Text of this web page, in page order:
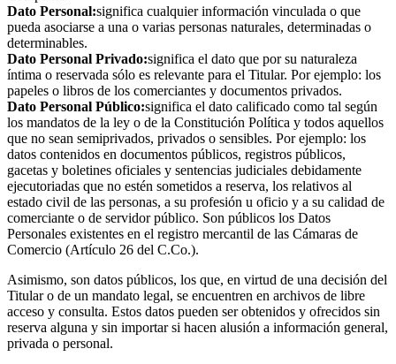
Dato Personal:significa cualquier información vinculada o que
pueda asociarse a una o varias personas naturales, determinadas o
determinables.
Dato Personal Privado:significa el dato que por su naturaleza
íntima o reservada sólo es relevante para el Titular. Por ejemplo: los
papeles o libros de los comerciantes y documentos privados.
Dato Personal Público:significa el dato calificado como tal según
los mandatos de la ley o de la Constitución Política y todos aquellos
que no sean semiprivados, privados o sensibles. Por ejemplo: los
datos contenidos en documentos públicos, registros públicos,
gacetas y boletines oficiales y sentencias judiciales debidamente
ejecutoriadas que no estén sometidos a reserva, los relativos al
estado civil de las personas, a su profesión u oficio y a su calidad de
comerciante o de servidor público. Son públicos los Datos
Personales existentes en el registro mercantil de las Cámaras de
Comercio (Artículo 26 del C.Co.).
Asimismo, son datos públicos, los que, en virtud de una decisión del
Titular o de un mandato legal, se encuentren en archivos de libre
acceso y consulta. Estos datos pueden ser obtenidos y ofrecidos sin
reserva alguna y sin importar si hacen alusión a información general,
privada o personal.